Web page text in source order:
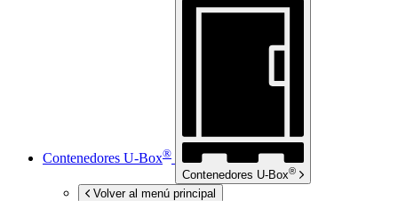
Contenedores U-Box®
Contenedores U-Box®
Volver al menú principal